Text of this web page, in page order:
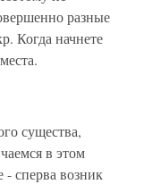
разные
Когда начнете
существа,
в этом
сперва возник